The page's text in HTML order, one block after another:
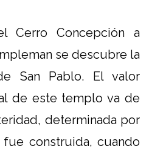
Cerro Concepción a
se descubre la
San Pablo. El valor
de este templo va de
determinada por
construida, cuando